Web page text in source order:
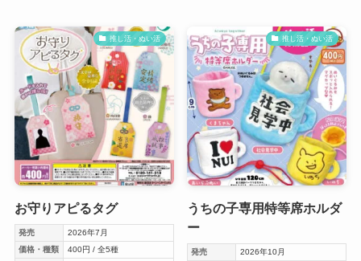
推し活・ぬい活
お守りアピるタグ
発売
2026年7月
価格・種類
400円 / 全5種
推し活・ぬい活
うちの子専用特等席ホルダ
ー
発売
2026年10月